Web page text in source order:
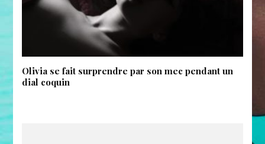
Olivia se fait surprendre par son mec pendant un
dial coquin